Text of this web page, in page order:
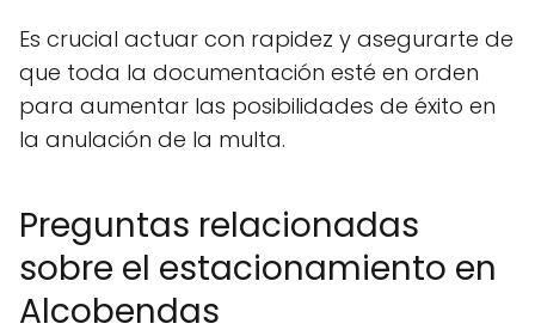
Es crucial actuar con rapidez y asegurarte de
que toda la documentación esté en orden
para aumentar las posibilidades de éxito en
la anulación de la multa.
Preguntas relacionadas
sobre el estacionamiento en
Alcobendas